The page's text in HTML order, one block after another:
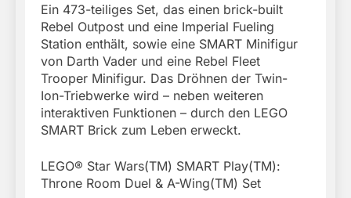
Ein 473-teiliges Set, das einen brick-built
Rebel Outpost und eine Imperial Fueling
Station enthält, sowie eine SMART Minifigur
von Darth Vader und eine Rebel Fleet
Trooper Minifigur. Das Dröhnen der Twin-
Ion-Triebwerke wird – neben weiteren
interaktiven Funktionen – durch den LEGO
SMART Brick zum Leben erweckt.
LEGO® Star Wars(TM) SMART Play(TM):
Throne Room Duel & A-Wing(TM) Set